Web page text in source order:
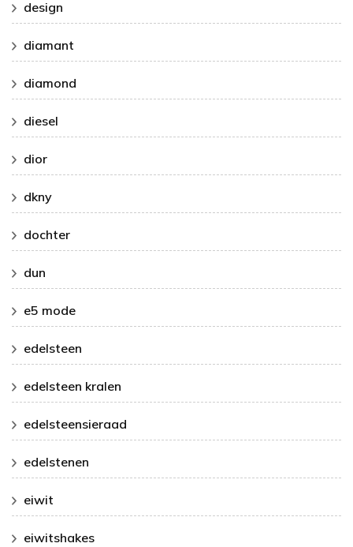
design
diamant
diamond
diesel
dior
dkny
dochter
dun
e5 mode
edelsteen
edelsteen kralen
edelsteensieraad
edelstenen
eiwit
eiwitshakes